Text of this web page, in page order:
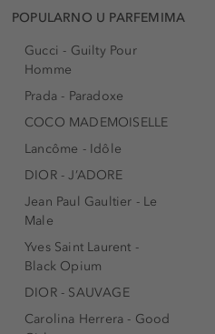
POPULARNO U PARFEMIMA
Gucci - Guilty Pour
Homme
Prada - Paradoxe
COCO MADEMOISELLE
Lancôme - Idôle
DIOR - J’ADORE
Jean Paul Gaultier - Le
Male
Yves Saint Laurent -
Black Opium
DIOR - SAUVAGE
Carolina Herrera - Good